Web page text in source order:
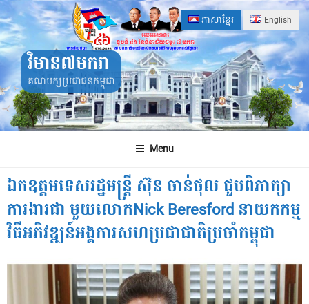
Skip
to
content
ភាសាខ្មែរ English
វិមាន៧មករា
គណបក្សប្រជាជនកម្ពុជា
Menu
ឯកឧត្តមទេសរដ្ឋមន្ត្រី ស៊ុន ចាន់ថុល ជួបពិភាក្សា
ការងារជា មួយលោកNick Beresford នាយកកម្ម
វិធីអភិវឌ្ឍន៍អង្គការសហប្រជាជាតិប្រចាំកម្ពុជា